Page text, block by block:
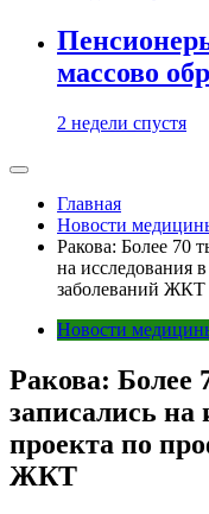
массово
2 недели спустя
Главная
Новости
Ракова: Более 70
на исследования
заболеваний ЖКТ
Новости
Ракова: Более
записались на
проекта по
ЖКТ